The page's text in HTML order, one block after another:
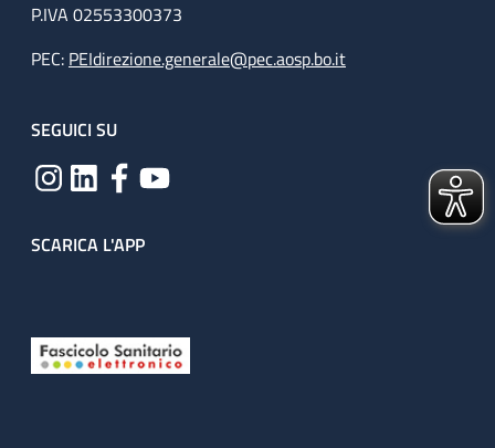
P.IVA 02553300373
PEC: PEIdirezione.generale@pec.aosp.bo.it
SEGUICI SU
SCARICA L'APP